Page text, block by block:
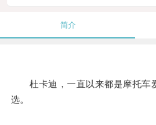
简介
杜卡迪，一直以来都是摩托车
选。